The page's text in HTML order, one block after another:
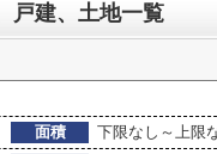
戸建、土地一覧
面積 下限なし～上限